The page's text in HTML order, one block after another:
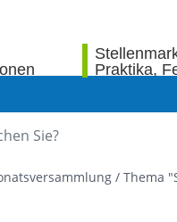
Praktika,
/ Thema